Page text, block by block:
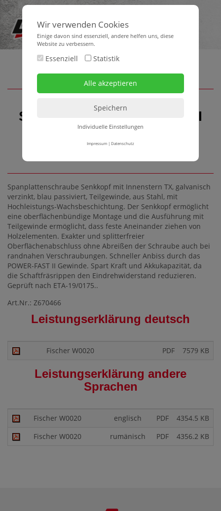
Spanplattenschraube FPF II
CTP 6,0x200 BC TORX 30
100Stk/Pack 144Pack/Pal
Spanplattenschraube Senkkopf mit Innenstern TX, galvanisch
verzinkt, blau passiviert, Teilgewinde, aus Stahl, mit
Hochleistungs-Wachsbeschichtung. Der Senkkopf ermöglicht
eine oberflächenbündige Montage und die Ausführung mit
Teilgewinde ermöglicht, dass feste Aneinander ziehen von
Holzelementen. Exakter und splitterfreier
Oberflächenabschluss ohne Abreißen der Schraube auch bei
randnahen Verschraubungen. Schneller Anbiss durch das
POWER-FAST II Gewinde. Spart Kraft und Akkukapazität, da
die Schaftfräsrippen den Eindrehwiderstand reduzieren.
Geprüft nach ETA-19/0175..
Art.Nr.: Z670466
Leistungserklärung deutsch
Fischer W0020 PDF 7579 KB
Leistungserklärung andere
Sprachen
Fischer W0020 englisch PDF
4354.5 KB
Fischer W0020
rumänisch PDF 4356.2 KB
Wir verwenden Cookies
Einige davon sind essenziell, andere helfen uns, diese
Website zu verbessern.
Essenziell Statistik
Individuelle Einstellungen
Impressum| Datenschutz